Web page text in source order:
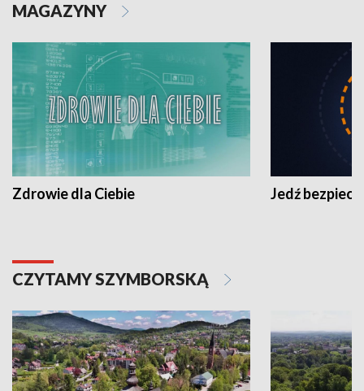
MAGAZYNY
Zdrowie dla Ciebie Jedź
CZYTAMY SZYMBORSKĄ